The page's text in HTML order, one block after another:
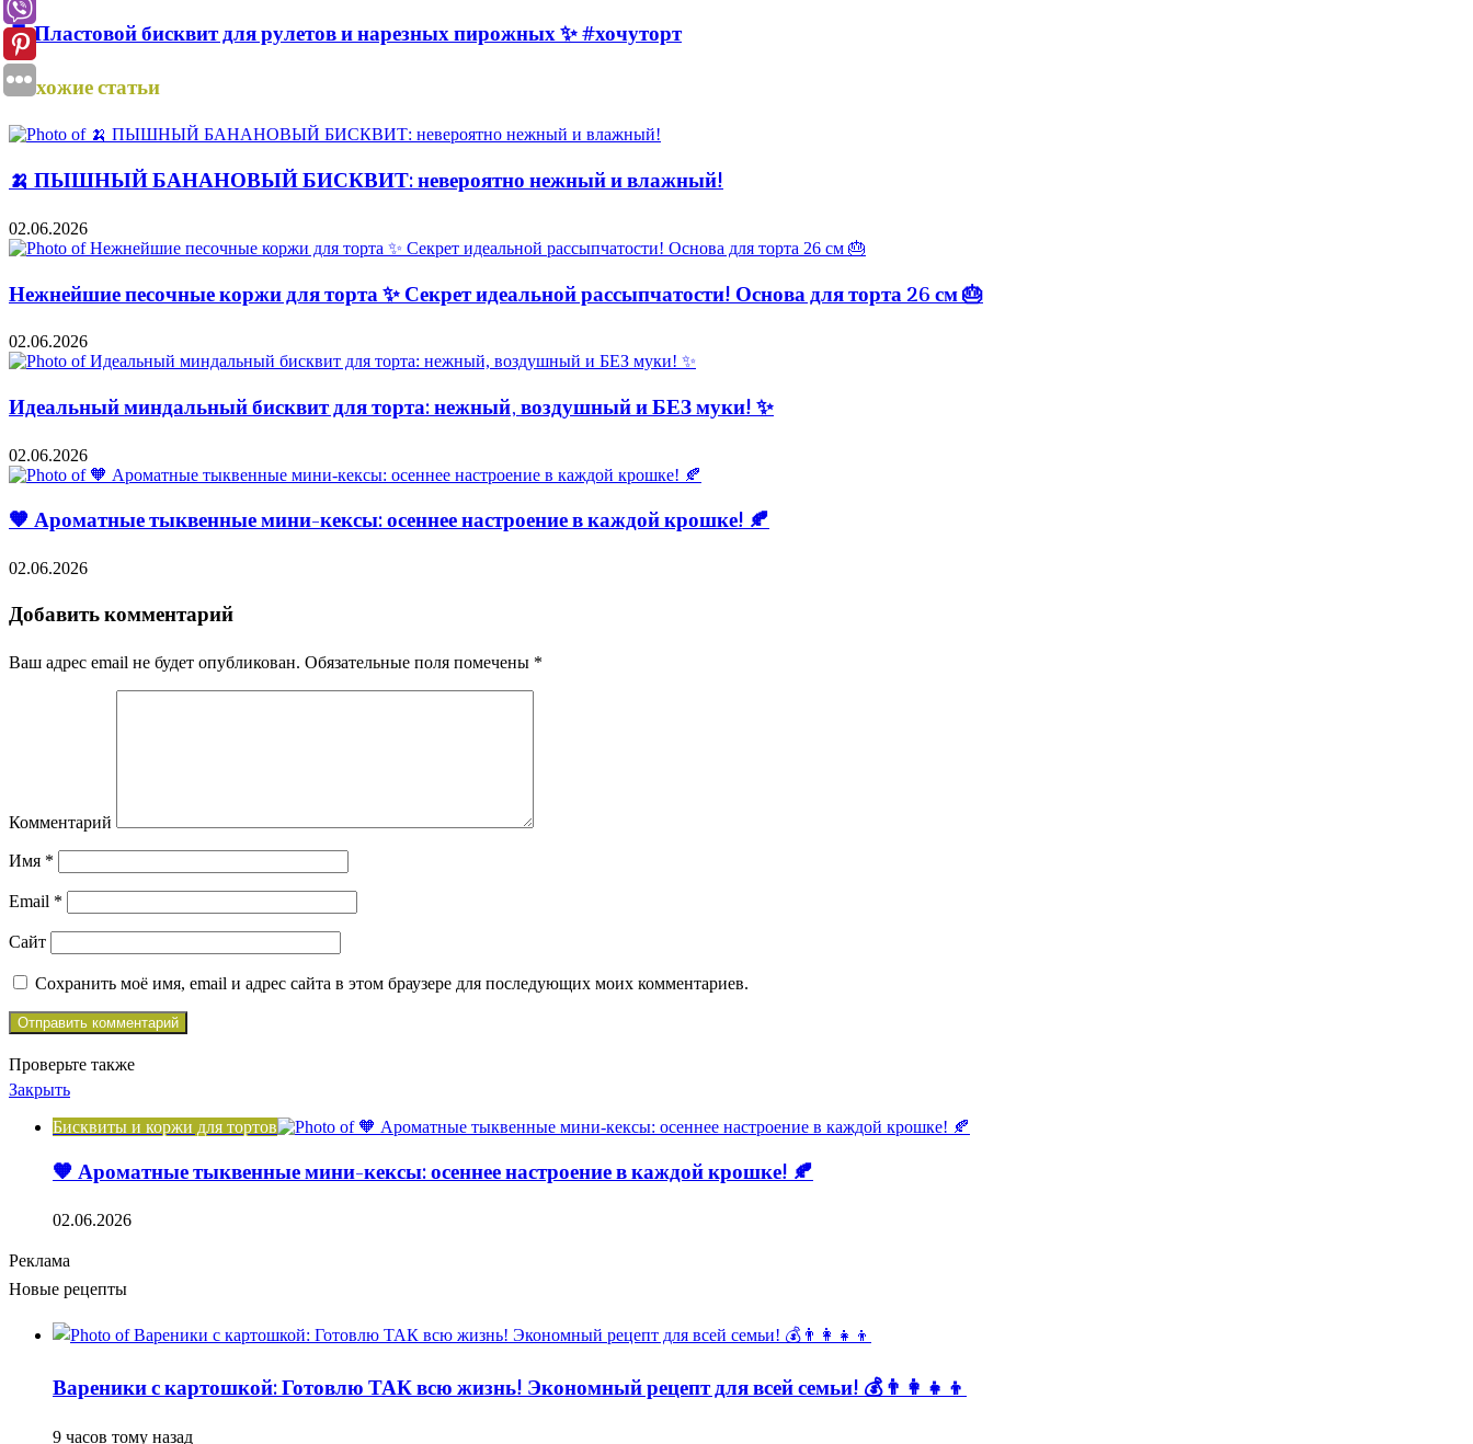
🍫 Пластовой бисквит для рулетов и нарезных пирожных ✨ #хочуторт
Похожие статьи
🍌 ПЫШНЫЙ БАНАНОВЫЙ БИСКВИТ: невероятно нежный и влажный!
02.06.2026
Нежнейшие песочные коржи для торта ✨ Секрет идеальной рассыпчатости! Основа для торта 26 см 🎂
02.06.2026
Идеальный миндальный бисквит для торта: нежный, воздушный и БЕЗ муки! ✨
02.06.2026
🧡 Ароматные тыквенные мини-кексы: осеннее настроение в каждой крошке! 🍂
02.06.2026
Добавить комментарий
Ваш адрес email не будет опубликован. Обязательные поля помечены *
Комментарий
Имя *
Email *
Сайт
Сохранить моё имя, email и адрес сайта в этом браузере для последующих моих комментариев.
Проверьте также
Закрыть
Бисквиты и коржи для тортов
🧡 Ароматные тыквенные мини-кексы: осеннее настроение в каждой крошке! 🍂
02.06.2026
Реклама
Новые рецепты
Вареники с картошкой: Готовлю ТАК всю жизнь! Экономный рецепт для всей семьи! 💰👨👩👧👦
9 часов тому назад